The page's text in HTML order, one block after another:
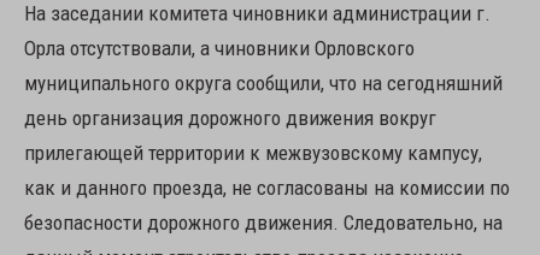
На заседании комитета чиновники администрации г.
Орла отсутствовали, а чиновники Орловского
муниципального округа сообщили, что на сегодняшний
день организация дорожного движения вокруг
прилегающей территории к межвузовскому кампусу,
как и данного проезда, не согласованы на комиссии по
безопасности дорожного движения. Следовательно, на